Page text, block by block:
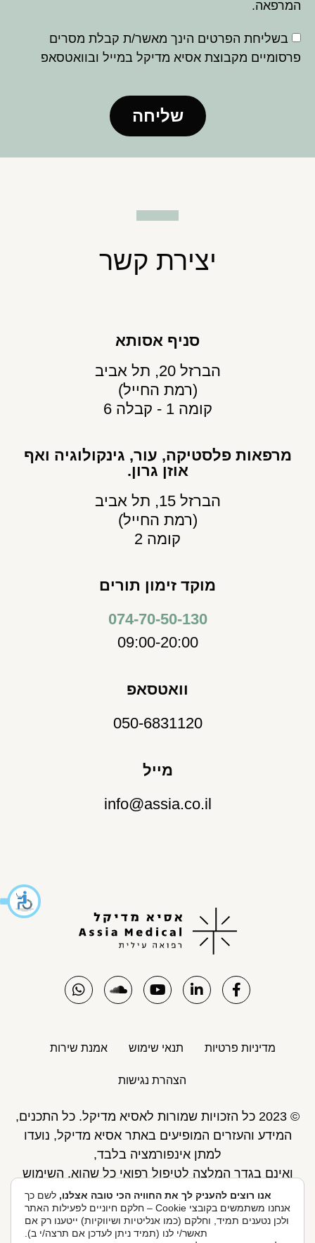
המרפאה.
בשליחת הפרטים הינך מאשר/ת קבלת מסרים
פרסומיים מקבוצת אסיא מדיקל במייל ובוואטסאפ
שליחה
יצירת קשר
סניף אסותא
הברזל 20, תל אביב
(רמת החייל)
קומה 1 - קבלה 6
מרפאות פלסטיקה, עור, גינקולוגיה ואף
אוזן גרון.
הברזל 15, תל אביב
(רמת החייל)
קומה 2
מוקד זימון תורים
074-70-50-130
09:00-20:00
וואטסאפ
050-6831120
מייל
info@assia.co.il
מדיניות פרטיות תנאי שימוש אמנת שירות
הצהרת נגישות
© 2023 כל הזכויות שמורות לאסיא מדיקל. כל התכנים,
המידע והעזרים המופיעים באתר אסיא מדיקל, נועדו
למתן אינפורמציה בלבד,
ואינם בגדר המלצה לטיפול רפואי כל שהוא. השימוש
באתר כפוף לתנאי השימוש ואינו מחליף את אחריות
הגולש לקבלת ייעוץ ע"י רופא.
פיתוח אתר: Skymaster
אנו רוצים להעניק לך את החוויה הכי טובה אצלנו, לשם כך
אנחנו משתמשים בקובצי Cookie – חלקם חיוניים לפעילות האתר
ולכן נטענים תמיד, וחלקם (כמו אנליטיות ושיווקיות) ייטענו רק אם
תאשר/י לנו (תמיד ניתן לעדכן אם תרצה/י ב).